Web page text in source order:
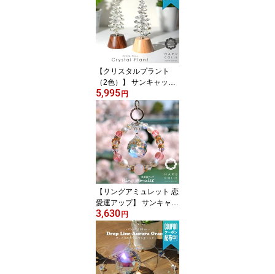
貨 スタンド アスフォー
クリスタル おしゃれ か
わいい ピラミッド クリ
スタルガラス 風水 開運
誕生日 プレゼント ギフ
【クリスタルプラント
（2色）】 サンキャッチ
ャー 北欧 雑貨 クリスタ
ル 置物 置き型 風水 開運
小物 玄関 デスク 北欧雑
貨 木製 インテリア 観葉
植物 フェイク プランツ
スタンド ガラス おしゃ
れ かわいい 誕生日 プレ
ゼント ギフト 引越し祝
い 新築祝い 開店祝い
5,995円
【リングアミュレット 恋
愛運アップ】 サンキャッ
チャー パワーストーン
天然石 天然 水晶 ローズ
クオーツ 開運 風水 北欧
インテリア 雑貨 クリス
タル ボール プレシオサ
おしゃれ チャーム かわ
3,630円